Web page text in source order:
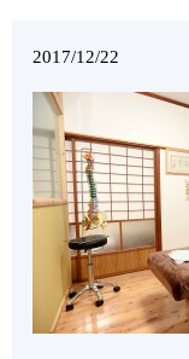
2017/12/22